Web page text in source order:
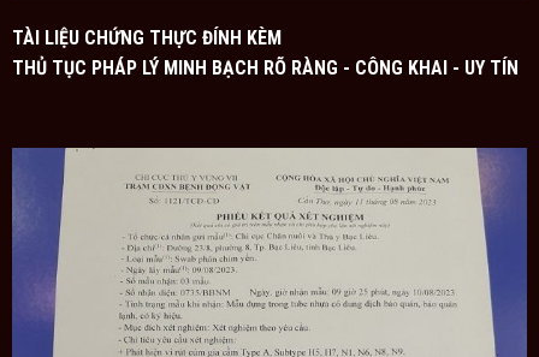
TÀI LIỆU CHỨNG THỰC ĐÍNH KÈM
THỦ TỤC PHÁP LÝ MINH BẠCH RÕ RÀNG - CÔNG KHAI - UY TÍN